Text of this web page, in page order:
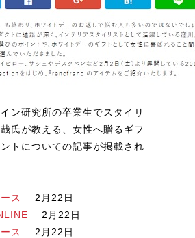
ン研究所の卒業生でスタイリ
氏が教える、女性へ贈るギフ
トについての記事が掲載され
ス
2月22日
2月22日
ス
2月22日